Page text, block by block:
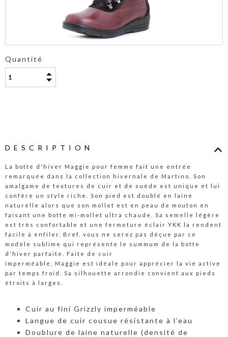
Quantité
DESCRIPTION
La botte d'hiver Maggie pour femme fait une entrée
remarquée dans la collection hivernale de Martino. Son
amalgame de textures de cuir et de suède est unique et lui
confère un style riche. Son pied est doublé en laine
naturelle alors que son mollet est en peau de mouton en
faisant une botte mi-mollet ultra chaude. Sa semelle légère
est très confortable et une fermeture éclair YKK la rendent
facile à enfiler. Bref, vous ne serez pas déçue par ce
modèle sublime qui représente le summum de la botte
d'hiver parfaite. Faite de cuir
imperméable, Maggie est idéale pour apprécier la vie active
par temps froid. Sa silhouette arrondie convient aux pieds
étroits à larges.
Cuir au fini Grizzly imperméable
Langue de cuir cousue résistante à l’eau
Doublure de laine naturelle (densité de